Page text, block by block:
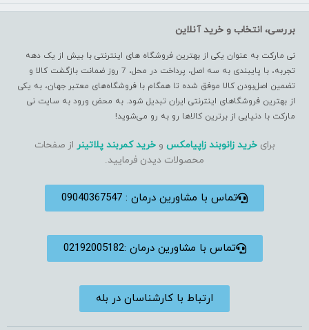
بررسی، انتخاب و خرید آنلاین
نی مارکت به عنوان یکی از بهترین فروشگاه های اینترنتی با بیش از یک دهه
تجربه، با پایبندی به سه اصل، پرداخت در محل، 7 روز ضمانت بازگشت کالا و
تضمین اصل‌بودن کالا موفق شده تا همگام با فروشگاه‌های معتبر جهان، به یکی
از بهترین فروشگاهای اینترنتی ایران تبدیل شود. به محض ورود به سایت نی
مارکت با دنیایی از برترین کالاها رو به رو می‌شوید!
برایخرید زانوبند زاپیامکس وخرید کمربند پلاتینر از صفحات
محصولات دیدن فرمایید.
تماس با مشاورین درمان : 09040367547
تماس با مشاورین درمان :02192005182
ارتباط با کارشناسان در بله